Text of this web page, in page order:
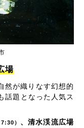
場
然が織りなす幻想的
話題となった人気ス
） 、清水渓流広場